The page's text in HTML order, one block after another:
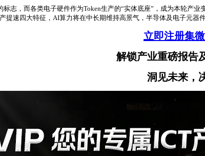
志，而各类电子硬件作为Token生产的“实体底座”，成为本轮产
提速四大特征，AI算力将在中长期维持高景气，半导体及电子元器
立即注册集
解锁产业重磅报告
洞见未来，